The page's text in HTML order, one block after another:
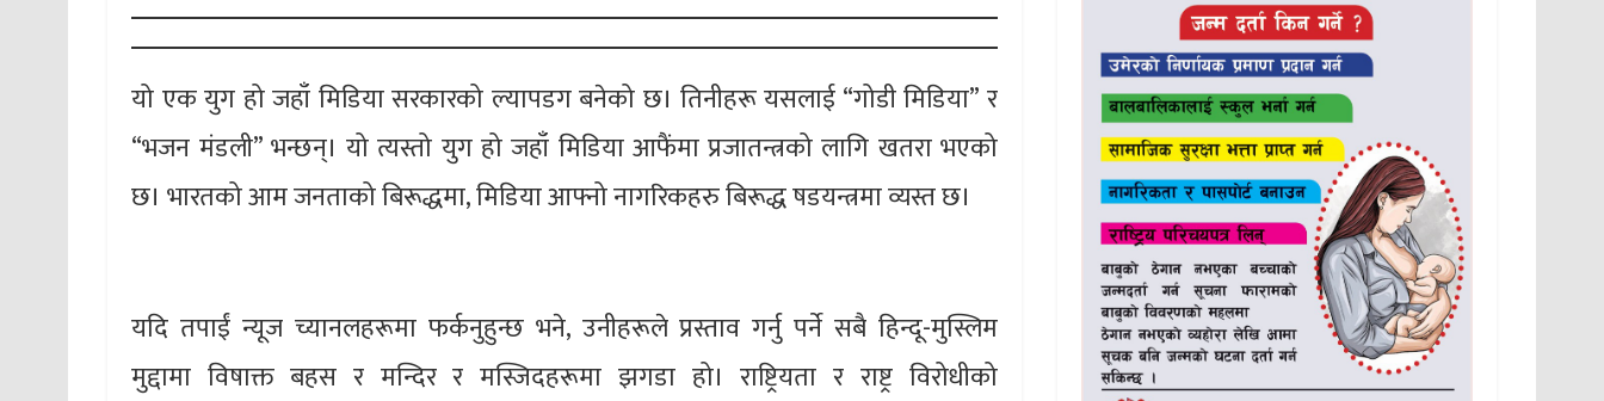
यो एक युग हो जहाँ मिडिया सरकारको ल्यापडग बनेको छ। तिनीहरू यसलाई “गोडी मिडिया” र
“भजन मंडली” भन्छन्। यो त्यस्तो युग हो जहाँ मिडिया आफैंमा प्रजातन्त्रको लागि खतरा भएको
छ। भारतको आम जनताको बिरूद्धमा, मिडिया आफ्नो नागरिकहरु बिरूद्ध षडयन्त्रमा व्यस्त छ।
यदि तपाईं न्यूज च्यानलहरूमा फर्कनुहुन्छ भने, उनीहरूले प्रस्ताव गर्नु पर्ने सबै हिन्दू-मुस्लिम
मुद्दामा विषाक्त बहस र मन्दिर र मस्जिदहरूमा झगडा हो। राष्ट्रियता र राष्ट्र विरोधीको